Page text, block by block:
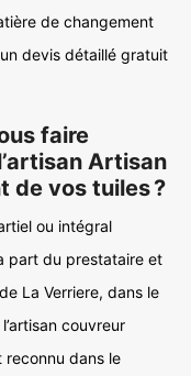
de changement
devis détaillé gratuit
faire
Artisan
de vos tuiles ?
ou intégral
part du prestataire et
La Verriere, dans le
couvreur
reconnu dans le